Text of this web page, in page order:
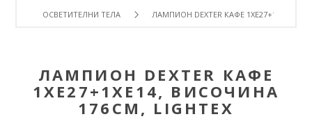
ОСВЕТИТЕЛНИ ТЕЛА ЛАМПИОН DEXTER КАФЕ 1XE27+1XE14,
ЛАМПИОН DEXTER КАФЕ
1XE27+1XE14, ВИСОЧИНА
176СМ, LIGHTEX